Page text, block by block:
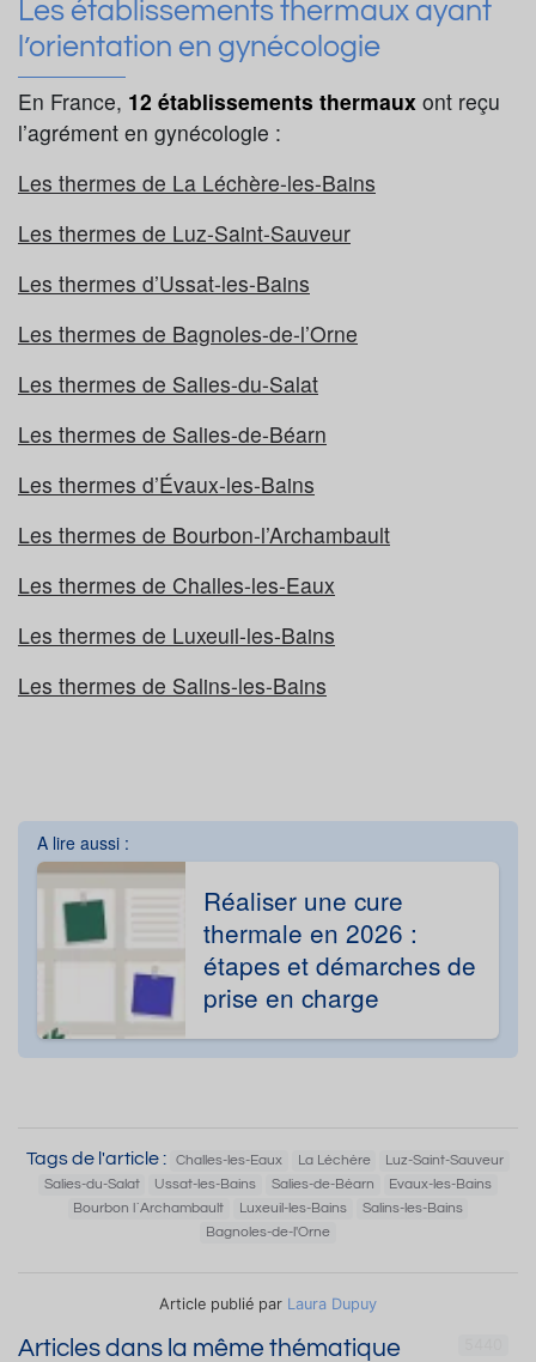
Les établissements thermaux ayant
l’orientation en gynécologie
En France, 12 établissements thermaux ont reçu
l’agrément en gynécologie :
Les thermes de La Léchère-les-Bains
Les thermes de Luz-Saint-Sauveur
Les thermes d’Ussat-les-Bains
Les thermes de Bagnoles-de-l’Orne
Les thermes de Salies-du-Salat
Les thermes de Salies-de-Béarn
Les thermes d’Évaux-les-Bains
Les thermes de Bourbon-l’Archambault
Les thermes de Challes-les-Eaux
Les thermes de Luxeuil-les-Bains
Les thermes de Salins-les-Bains
A lire aussi :
Réaliser une cure
thermale en 2026 :
étapes et démarches de
prise en charge
Tags de l'article : Challes-les-Eaux La Léchère
Luz-Saint-Sauveur
Salies-du-Salat
Ussat-les-Bains Salies-de-Béarn
Evaux-les-Bains
Bourbon l`Archambault
Luxeuil-les-Bains
Salins-les-Bains
Bagnoles-de-l'Orne
Article publié par Laura Dupuy
Articles dans la même thématique